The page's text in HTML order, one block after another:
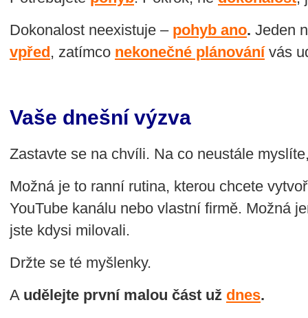
Dokonalost neexistuje – pohyb ano. Jeden
vpřed, zatímco nekonečné plánovánívás
Vaše dnešní výzva
Zastavte se na chvíli. Na co neustále
Možná je to ranní rutina, kterou chcete
YouTube kanálu nebo vlastní firmě. Možná
jste kdysi milovali.
Držte se té myšlenky.
A udělejte první malou část už dnes.